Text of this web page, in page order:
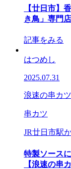
【廿⽇市】
き鳥」専門
記事をみる
はつめし
2025.07.31
浪速の串カ
串カツ
JR廿日市駅
特製ソース
【浪速の串